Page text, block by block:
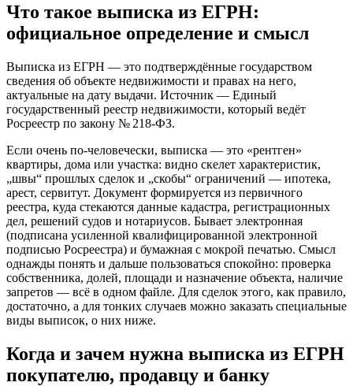
Что такое выписка из ЕГРН:
официальное определение и смысл
Выписка из ЕГРН — это подтверждённые государством
сведения об объекте недвижимости и правах на него,
актуальные на дату выдачи. Источник — Единый
государственный реестр недвижимости, который ведёт
Росреестр по закону № 218‑ФЗ.
Если очень по‑человечески, выписка — это «рентген»
квартиры, дома или участка: видно скелет характеристик,
„швы“ прошлых сделок и „скобы“ ограничений — ипотека,
арест, сервитут. Документ формируется из первичного
реестра, куда стекаются данные кадастра, регистрационных
дел, решений судов и нотариусов. Бывает электронная
(подписана усиленной квалифицированной электронной
подписью Росреестра) и бумажная с мокрой печатью. Смысл
однажды понять и дальше пользоваться спокойно: проверка
собственника, долей, площади и назначение объекта, наличие
запретов — всё в одном файле. Для сделок этого, как правило,
достаточно, а для тонких случаев можно заказать специальные
виды выписок, о них ниже.
Когда и зачем нужна выписка из ЕГРН
покупателю, продавцу и банку